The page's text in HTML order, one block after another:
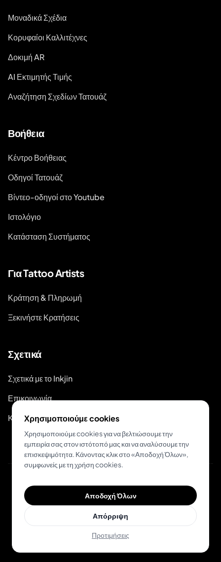
Μοναδικά Σχέδια
Κορυφαίοι Καλλιτέχνες
Δοκιμή AR
AI Εκτιμητής Τιμής
Αναζήτηση Σχεδίων Τατουάζ
Βοήθεια
Κέντρο Βοήθειας
Οδηγοί Τατουάζ
Βίντεο-οδηγοί στο Youtube
Ιστολόγιο
Κατάσταση Συστήματος
Για Tattoo Artists
Κράτηση & Πληρωμή
Ξεκινήστε Κρατήσεις
Σχετικά
Σχετικά με το Inkjin
Επικοινωνία
Κιτ Επωνυμίας
Πολιτική ΑπορρήτουΌροι Χρήσης
Χρησιμοποιούμε cookies
Χρησιμοποιούμε cookies για να βελτιώσουμε την
εμπειρία σας στον ιστότοπό μας και να αναλύσουμε την
επισκεψιμότητα. Κάνοντας κλικ στο «Αποδοχή Όλων»,
συμφωνείς με τη χρήση cookies.
Αποδοχή Όλων
Απόρριψη
Προτιμήσεις